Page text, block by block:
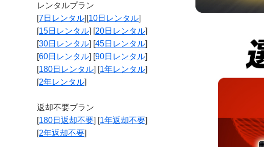
レンタルプラン
[7日レンタル][10日レンタル]
[15日レンタル] [20日レンタル]
[30日レンタル] [45日レンタル]
[60日レンタル] [90日レンタル]
[180日レンタル] [1年レンタル]
[2年レンタル]
返却不要プラン
[180日返却不要] [1年返却不要]
[2年返却不要]